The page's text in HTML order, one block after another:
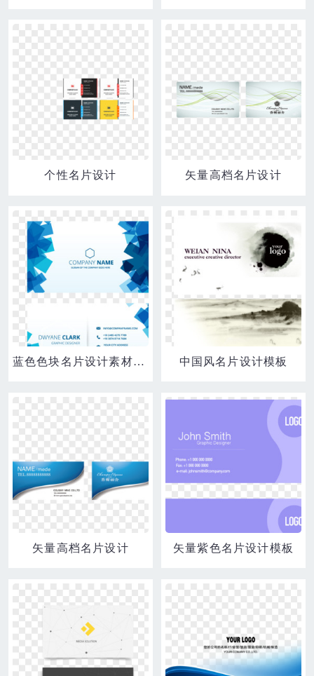
个性名片设计 矢量高档名片设计
蓝色色块名片设计素材矢量图 中国风名片设计模板
矢量高档名片设计 矢量紫色名片设计模板